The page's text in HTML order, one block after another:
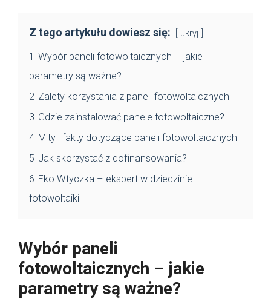
Z tego artykułu dowiesz się: ukryj
1 Wybór paneli fotowoltaicznych – jakie
parametry są ważne?
2 Zalety korzystania z paneli fotowoltaicznych
3 Gdzie zainstalować panele fotowoltaiczne?
4 Mity i fakty dotyczące paneli fotowoltaicznych
5 Jak skorzystać z dofinansowania?
6 Eko Wtyczka – ekspert w dziedzinie
fotowoltaiki
Wybór paneli
fotowoltaicznych – jakie
parametry są ważne?